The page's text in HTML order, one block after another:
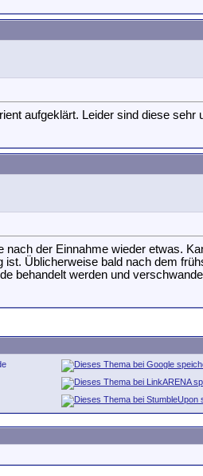
aufgeklärt. Leider sind diese
der Einnahme wieder etwas.
Üblicherweise bald nach dem
behandelt werden und